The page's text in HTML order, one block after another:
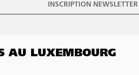
INSCRIPTION NEWSLETTER
AU LUXEMBOURG